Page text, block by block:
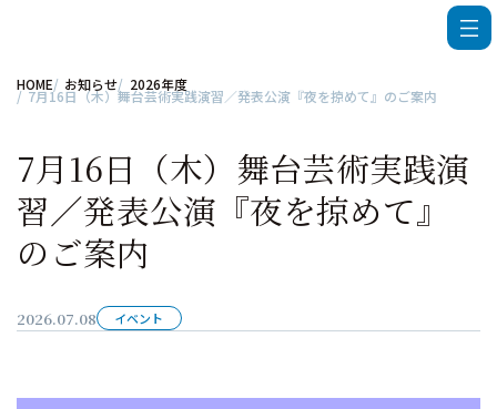
HOME お知らせ 2026年度
7月16日（木）舞台芸術実践演習／発表公演『夜を掠めて』のご案内
7月16日（木）舞台芸術実践演
習／発表公演『夜を掠めて』
のご案内
2026.07.08 イベント